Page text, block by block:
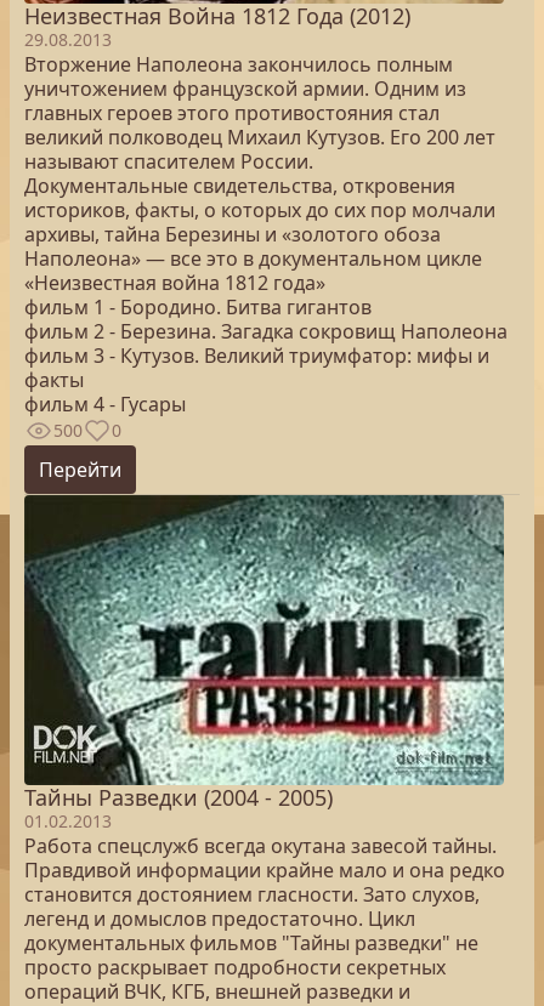
Неизвестная Война 1812 Года (2012)
29.08.2013
Вторжение Наполеона закончилось полным
уничтожением французской армии. Одним из
главных героев этого противостояния стал
великий полководец Михаил Кутузов. Его 200 лет
называют спасителем России.
Документальные свидетельства, откровения
историков, факты, о которых до сих пор молчали
архивы, тайна Березины и «золотого обоза
Наполеона» — все это в документальном цикле
«Неизвестная война 1812 года»
фильм 1 - Бородино. Битва гигантов
фильм 2 - Березина. Загадка сокровищ Наполеона
фильм 3 - Кутузов. Великий триумфатор: мифы и
факты
фильм 4 - Гусары
500 0
Перейти
Тайны Разведки (2004 - 2005)
01.02.2013
Работа спецслужб всегда окутана завесой тайны.
Правдивой информации крайне мало и она редко
становится достоянием гласности. Зато слухов,
легенд и домыслов предостаточно. Цикл
документальных фильмов "Тайны разведки" не
просто раскрывает подробности секретных
операций ВЧК, КГБ, внешней разведки и